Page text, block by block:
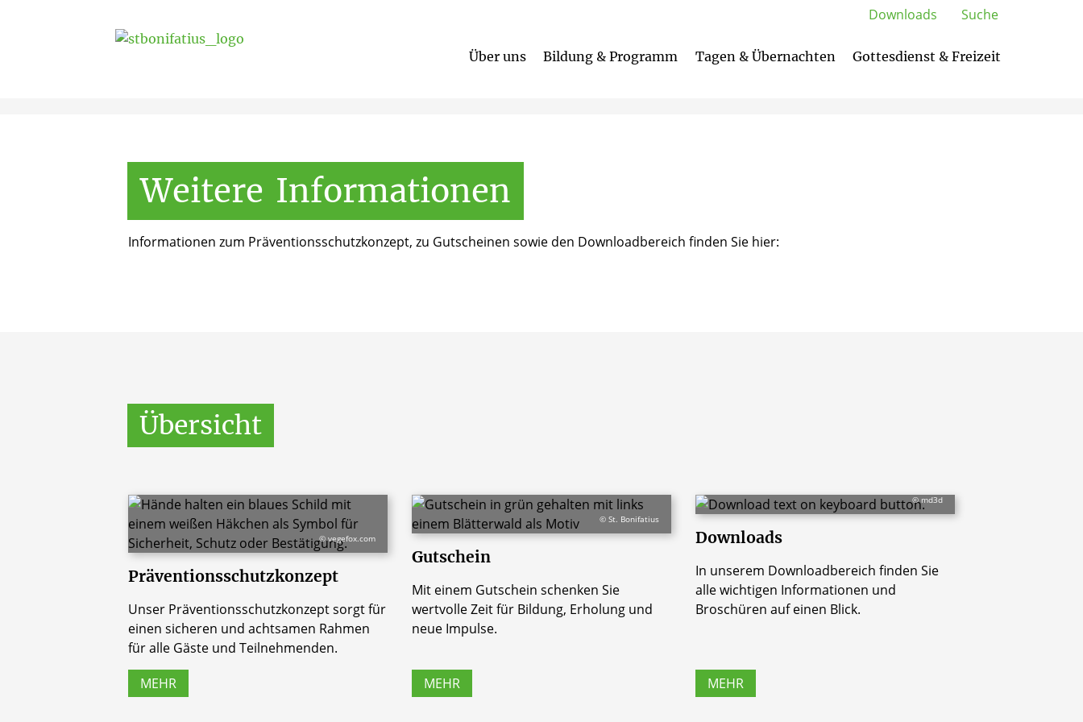
Über uns Bildung & Programm Tagen & Übernachten Gottesdienst & Freizeit
Downloads Suche
Weitere Informationen
Informationen zum Präventionsschutzkonzept, zu Gutscheinen sowie den Downloadbereich finden Sie hier:
Übersicht
© vegefox.com
Präventionsschutzkonzept
Unser Präventionsschutzkonzept sorgt für
einen sicheren und achtsamen Rahmen
für alle Gäste und Teilnehmenden.
MEHR
© St. Bonifatius
Gutschein
Mit einem Gutschein schenken Sie
wertvolle Zeit für Bildung, Erholung und
neue Impulse.
MEHR
© md3d
Downloads
In unserem Downloadbereich finden Sie
alle wichtigen Informationen und
Broschüren auf einen Blick.
MEHR